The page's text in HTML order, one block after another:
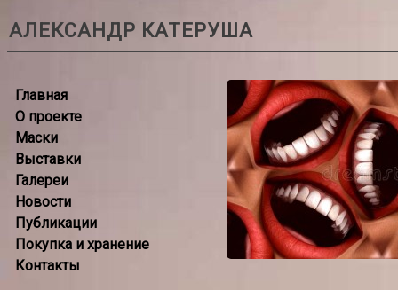
АЛЕКСАНДР КАТЕРУША
Главная
О проекте
Маски
Выставки
Галереи
Новости
Публикации
Покупка и хранение
Контакты